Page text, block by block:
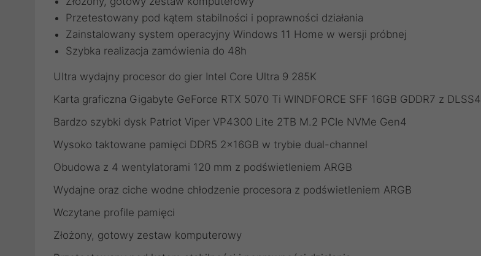
Przetestowany pod kątem stabilności i poprawności działania
Zainstalowany system operacyjny Windows 11 Home w wersji próbnej
Szybka realizacja zamówienia do 48h
Ultra wydajny procesor do gier Intel Core Ultra 9 285K
Karta graficzna Gigabyte GeForce RTX 5070 Ti WINDFORCE SFF 16GB GDDR7 z DLSS4
Bardzo szybki dysk Patriot Viper VP4300 Lite 2TB M.2 PCIe NVMe Gen4
Wysoko taktowane pamięci DDR5 2x16GB w trybie dual-channel
Obudowa z 4 wentylatorami 120 mm z podświetleniem ARGB
Wydajne oraz ciche wodne chłodzenie procesora z podświetleniem ARGB
Wczytane profile pamięci
Złożony, gotowy zestaw komputerowy